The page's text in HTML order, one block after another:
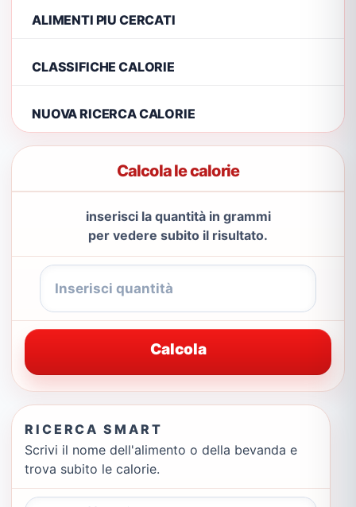
ALIMENTI PIU CERCATI
CLASSIFICHE CALORIE
NUOVA RICERCA CALORIE
Calcola le calorie
inserisci la quantità in grammi
per vedere subito il risultato.
Calcola
RICERCA SMART
Scrivi il nome dell'alimento o della bevanda e
trova subito le calorie.